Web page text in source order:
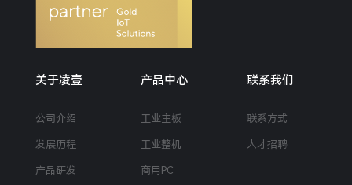
关于凌壹
公司介绍
发展历程
产品研发
产品中心
工业主板
工业整机
商用PC
联系我们
联系方式
人才招聘